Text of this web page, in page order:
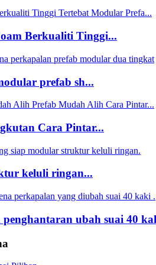
Berkualiti Tinggi...
prefab sh...
Cara Pintar...
keluli ringan...
penghantaran ubah suai 40